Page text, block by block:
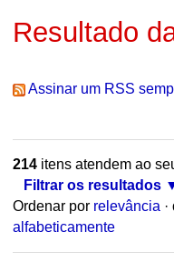
Resultado
Assinar um RSS
214itens atendem ao
Filtrar os resultados
Ordenar por relevância ·
alfabeticamente